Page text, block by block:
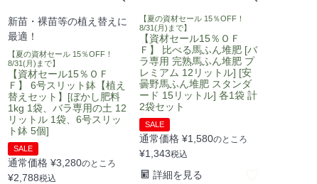
新苗・裸苗等の植え替えに
最適！
【夏の資材セール 15％OFF！
8/31(月)まで】
【資材セール15％ＯＦ
Ｆ】 6号スリット鉢【植え
替えセット】[ぼかし肥料
1kg 1袋、バラ専用の土 12
リットル 1袋、6号スリッ
ト鉢 5個]
SALE
通常価格 ¥3,280のところ
¥2,788税込
【夏の資材セール 15％OFF！
8/31(月)まで】
【資材セール15％ＯＦ
Ｆ】 比べる馬ふん堆肥 [バ
ラ専用 完熟馬ふん堆肥 プ
レミアム 12リットル] [安
曇野馬ふん堆肥 スタンダ
ード 15リットル] 各1袋 計
2袋セット
SALE
通常価格 ¥1,580のところ
¥1,343税込
詳細を見る